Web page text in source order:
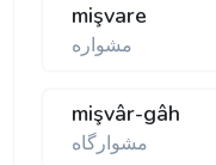
mişvare
مشواره
mişvâr-gâh
مشوارگاه